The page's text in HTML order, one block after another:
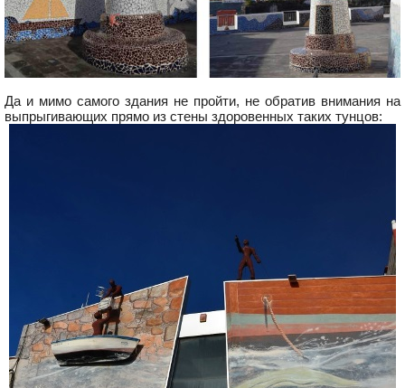
Да и мимо самого здания не пройти, не обратив внимания на
выпрыгивающих прямо из стены здоровенных таких тунцов: